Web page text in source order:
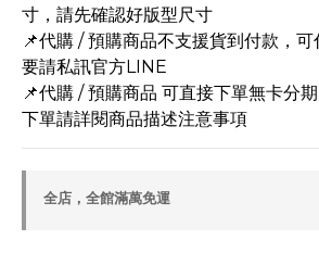
寸，請先確認好版型尺寸
📌代購 / 預購商品不支援貨到付款，
要請私訊官方LINE
📌代購 / 預購商品 可直接下單無卡分
下單請詳閱商品描述注意事項
全店，全館滿萬免運